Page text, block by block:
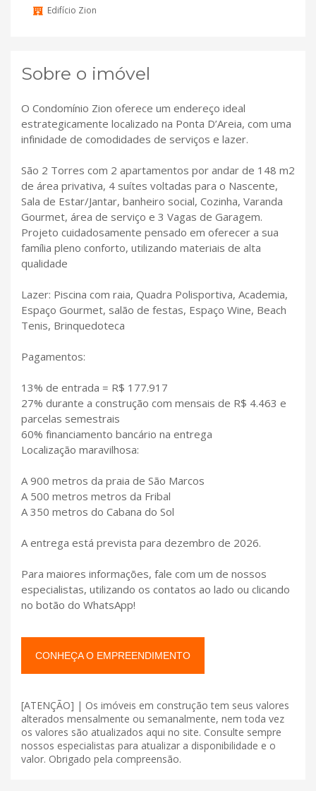
Edifício Zion
Sobre o imóvel
O Condomínio Zion oferece um endereço ideal
estrategicamente localizado na Ponta D’Areia, com uma
infinidade de comodidades de serviços e lazer.
São 2 Torres com 2 apartamentos por andar de 148 m2
de área privativa, 4 suítes voltadas para o Nascente,
Sala de Estar/Jantar, banheiro social, Cozinha, Varanda
Gourmet, área de serviço e 3 Vagas de Garagem.
Projeto cuidadosamente pensado em oferecer a sua
família pleno conforto, utilizando materiais de alta
qualidade
Lazer: Piscina com raia, Quadra Polisportiva, Academia,
Espaço Gourmet, salão de festas, Espaço Wine, Beach
Tenis, Brinquedoteca
Pagamentos:
13% de entrada = R$ 177.917
27% durante a construção com mensais de R$ 4.463 e
parcelas semestrais
60% financiamento bancário na entrega
Localização maravilhosa:
A 900 metros da praia de São Marcos
A 500 metros metros da Fribal
A 350 metros do Cabana do Sol
A entrega está prevista para dezembro de 2026.
Para maiores informações, fale com um de nossos
especialistas, utilizando os contatos ao lado ou clicando
no botão do WhatsApp!
CONHEÇA O EMPREENDIMENTO
[ATENÇÃO] | Os imóveis em construção tem seus valores
alterados mensalmente ou semanalmente, nem toda vez
os valores são atualizados aqui no site. Consulte sempre
nossos especialistas para atualizar a disponibilidade e o
valor. Obrigado pela compreensão.